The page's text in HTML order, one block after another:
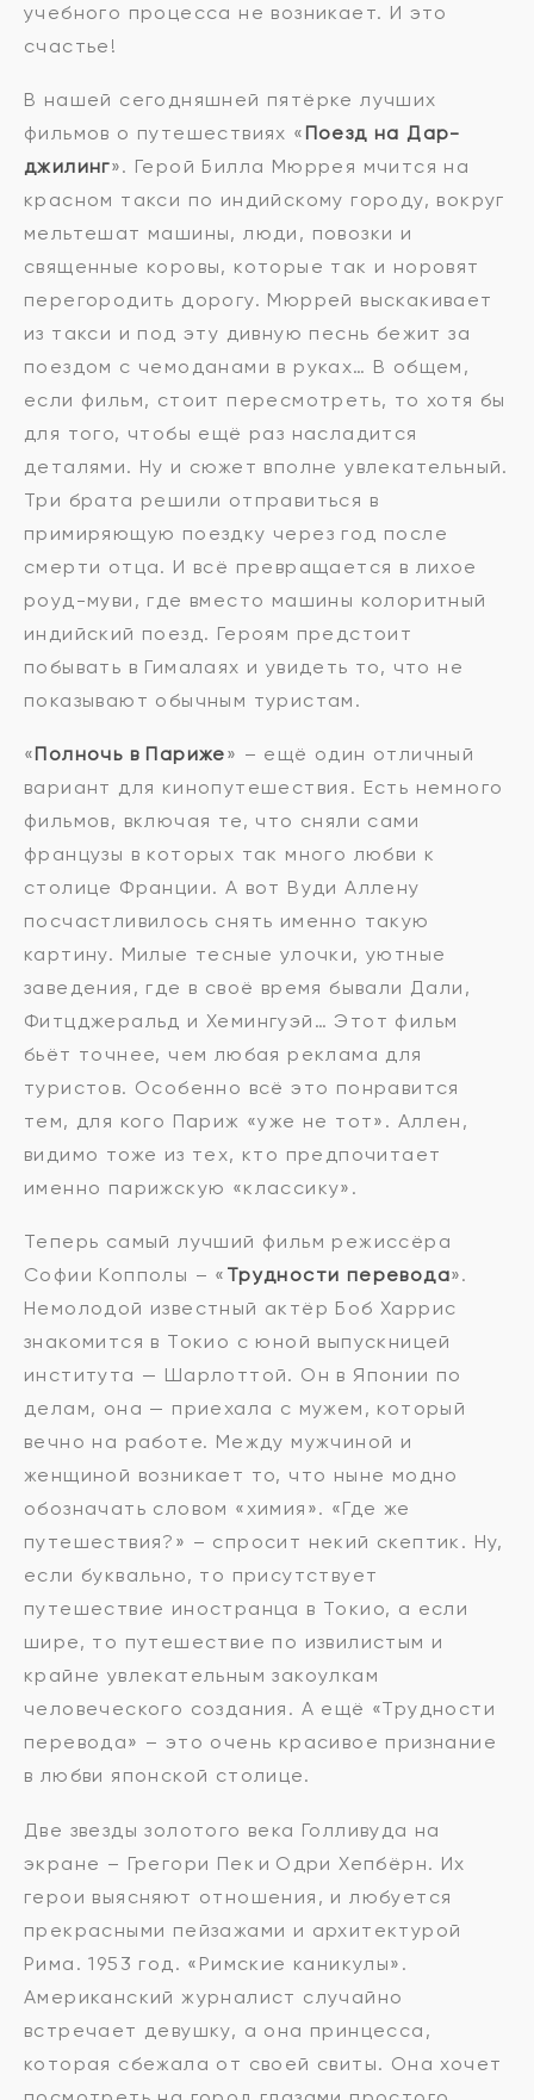
учебного процесса не возникает. И это
счастье!
В нашей сегодняшней пятёрке лучших
фильмов о путешествиях « Поезд на Дар-
джилинг». Герой Билла Мюррея мчится на
красном такси по индийскому городу, вокруг
мельтешат машины, люди, повозки и
священные коровы, которые так и норовят
перегородить дорогу. Мюррей выскакивает
из такси и под эту дивную песнь бежит за
поездом с чемоданами в руках… В общем,
если фильм, стоит пересмотреть, то хотя бы
для того, чтобы ещё раз насладится
деталями. Ну и сюжет вполне увлекательный.
Три брата решили отправиться в
примиряющую поездку через год после
смерти отца. И всё превращается в лихое
роуд-муви, где вместо машины колоритный
индийский поезд. Героям предстоит
побывать в Гималаях и увидеть то, что не
показывают обычным туристам.
«Полночь в Париже» – ещё один отличный
вариант для кинопутешествия. Есть немного
фильмов, включая те, что сняли сами
французы в которых так много любви к
столице Франции. А вот Вуди Аллену
посчастливилось снять именно такую
картину. Милые тесные улочки, уютные
заведения, где в своё время бывали Дали,
Фитцджеральд и Хемингуэй… Этот фильм
бьёт точнее, чем любая реклама для
туристов. Особенно всё это понравится
тем, для кого Париж «уже не тот». Аллен,
видимо тоже из тех, кто предпочитает
именно парижскую «классику».
Теперь самый лучший фильм режиссёра
Софии Копполы – « Трудности перевода».
Немолодой известный актёр Боб Харрис
знакомится в Токио с юной выпускницей
института — Шарлоттой. Он в Японии по
делам, она — приехала с мужем, который
вечно на работе. Между мужчиной и
женщиной возникает то, что ныне модно
обозначать словом «химия». «Где же
путешествия?» – спросит некий скептик. Ну,
если буквально, то присутствует
путешествие иностранца в Токио, а если
шире, то путешествие по извилистым и
крайне увлекательным закоулкам
человеческого создания. А ещё «Трудности
перевода» – это очень красивое признание
в любви японской столице.
Две звезды золотого века Голливуда на
экране – Грегори Пек и Одри Хепбёрн. Их
герои выясняют отношения, и любуется
прекрасными пейзажами и архитектурой
Рима. 1953 год. «Римские каникулы».
Американский журналист случайно
встречает девушку, а она принцесса,
которая сбежала от своей свиты. Она хочет